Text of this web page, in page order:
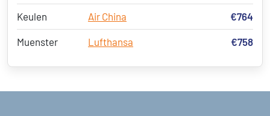
Keulen Air China €764
Muenster Lufthansa €758